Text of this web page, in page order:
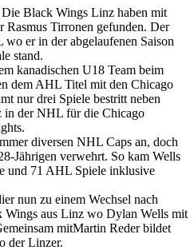
Die Black Wings Linz haben mit
Tirronen gefunden. Der
er in der abgelaufenen Saison
stand.
kanadischen U18 Team beim
dem AHL Titel mit den Chicago
nur drei Spiele bestritt neben
in der NHL für die Chicago
diversen NHL Caps an, doch
Jährigen verwehrt. So kam Wells
und 71 AHL Spiele inklusive
nun zu einem Wechsel nach
Wings aus Linz wo Dylan Wells mit
mitMartin Reder bildet
der Linzer.